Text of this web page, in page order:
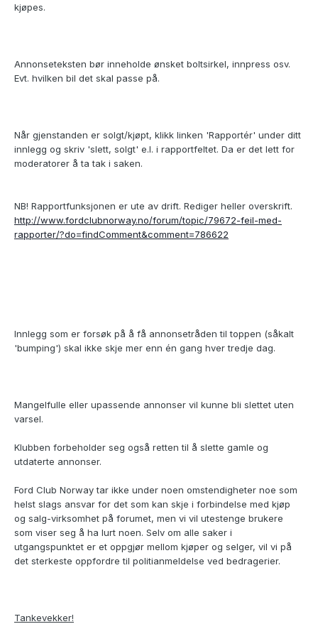
kjøpes.
Annonseteksten bør inneholde ønsket boltsirkel, innpress osv.
Evt. hvilken bil det skal passe på.
Når gjenstanden er solgt/kjøpt, klikk linken 'Rapportér' under ditt
innlegg og skriv 'slett, solgt' e.l. i rapportfeltet. Da er det lett for
moderatorer å ta tak i saken.
NB! Rapportfunksjonen er ute av drift. Rediger heller overskrift.
http://www.fordclubnorway.no/forum/topic/79672-feil-med-
rapporter/?do=findComment&comment=786622
Innlegg som er forsøk på å få annonsetråden til toppen (såkalt
'bumping') skal ikke skje mer enn én gang hver tredje dag.
Mangelfulle eller upassende annonser vil kunne bli slettet uten
varsel.
Klubben forbeholder seg også retten til å slette gamle og
utdaterte annonser.
Ford Club Norway tar ikke under noen omstendigheter noe som
helst slags ansvar for det som kan skje i forbindelse med kjøp
og salg-virksomhet på forumet, men vi vil utestenge brukere
som viser seg å ha lurt noen. Selv om alle saker i
utgangspunktet er et oppgjør mellom kjøper og selger, vil vi på
det sterkeste oppfordre til politianmeldelse ved bedragerier.
Tankevekker!